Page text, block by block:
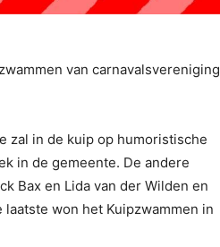
van carnavalsvereniging
zal in de kuip op humoristische
in de gemeente. De andere
Bax en Lida van der Wilden en
won het Kuipzwammen in